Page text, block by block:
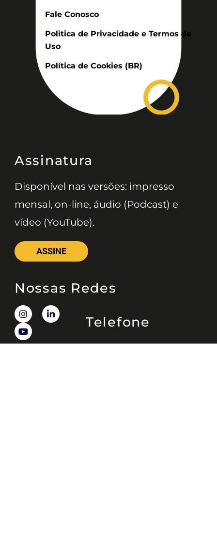
Fale Conosco
Politica de Privacidade e Termos de
Uso
Política de Cookies (BR)
Assinatura
Disponível nas versões: impresso
mensal, on-line, áudio (Podcast) e
vídeo (YouTube).
ASSINE
Nossas Redes
Telefone